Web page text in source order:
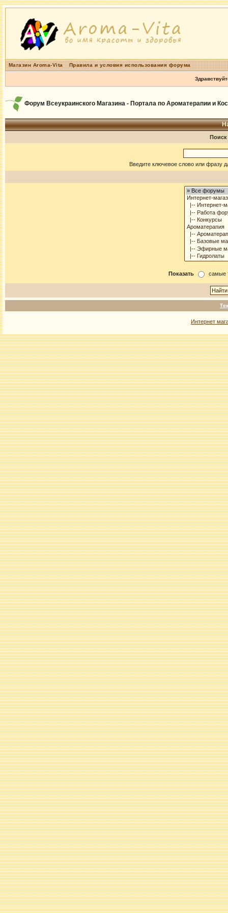
Магазин Aroma-Vita Правила и условия использования форума
Форум Всеукраинского Магазина - Портала по Ароматерапии и
Введите ключевое слово или фразу
Показать самые
Интернет